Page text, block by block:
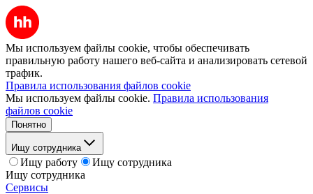
Мы используем файлы cookie, чтобы обеспечивать
правильную работу нашего веб-сайта и анализировать сетевой
трафик.
Правила использования файлов cookie
Мы используем файлы cookie. Правила использования
файлов cookie
Понятно
Ищу сотрудника
Ищу работу
Ищу сотрудника
Ищу сотрудника
Сервисы